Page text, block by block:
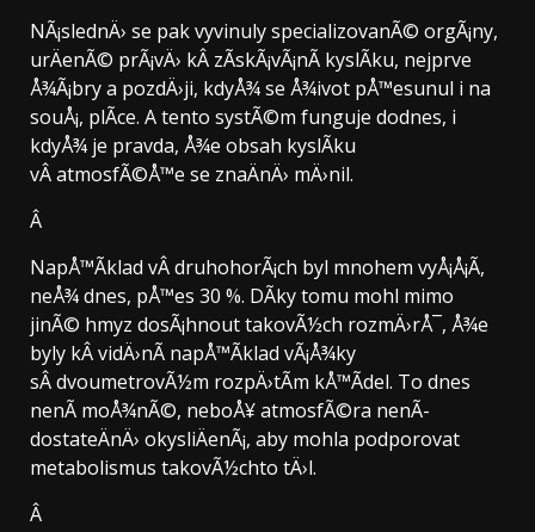
NÃ¡slednÄ› se pak vyvinuly specializovanÃ© orgÃ¡ny,
urÄenÃ© prÃ¡vÄ› kÂ zÃ­skÃ¡vÃ¡nÃ­ kyslÃ­ku, nejprve
Å¾Ã¡bry a pozdÄ›ji, kdyÅ¾ se Å¾ivot pÅ™esunul i na
souÅ¡, plÃ­ce. A tento systÃ©m funguje dodnes, i
kdyÅ¾ je pravda, Å¾e obsah kyslÃ­ku
vÂ atmosfÃ©Å™e se znaÄnÄ› mÄ›nil.
Â
NapÅ™Ã­klad vÂ druhohorÃ¡ch byl mnohem vyÅ¡Å¡Ã­,
neÅ¾ dnes, pÅ™es 30 %. DÃ­ky tomu mohl mimo
jinÃ© hmyz dosÃ¡hnout takovÃ½ch rozmÄ›rÅ¯, Å¾e
byly kÂ vidÄ›nÃ­ napÅ™Ã­klad vÃ¡Å¾ky
sÂ dvoumetrovÃ½m rozpÄ›tÃ­m kÅ™Ã­del. To dnes
nenÃ­ moÅ¾nÃ©, neboÅ¥ atmosfÃ©ra nenÃ­
dostateÄnÄ› okysliÄenÃ¡, aby mohla podporovat
metabolismus takovÃ½chto tÄ›l.
Â